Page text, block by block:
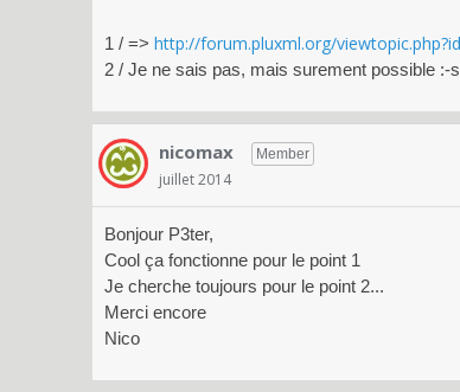
1 / => http://forum.pluxml.org/
2 / Je ne sais pas, mais surement possible :-s
nicomax Member
juillet 2014
Bonjour P3ter,
Cool ça fonctionne pour le point 1
Je cherche toujours pour le point 2...
Merci encore
Nico